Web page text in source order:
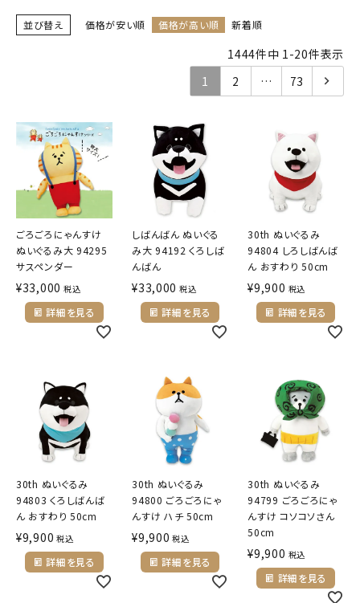
アイテムから探す
ご利用ガイド
よくあるご質問
プライバシーポリシー
特定商取引法について
お問い合わせ
ACCOUNT MENU
ようこそ ゲスト 様
公式 デコ部 公式
並び替え 価格が安い順 価格が高い順 新着順
1444件中 1-20件表示
1
2 … 73
ごろごろにゃんすけ
ぬいぐるみ大 94295
サスペンダー
¥33,000 税込
詳細を見る
しばんばん ぬいぐる
み大 94192 くろしば
んばん
¥33,000 税込
詳細を見る
30th ぬいぐるみ
94804 しろしばんば
ん おすわり 50cm
¥9,900 税込
詳細を見る
30th ぬいぐるみ
94803 くろしばんば
ん おすわり 50cm
¥9,900 税込
詳細を見る
30th ぬいぐるみ
94800 ごろごろにゃ
んすけ ハチ 50cm
¥9,900 税込
詳細を見る
30th ぬいぐるみ
94799 ごろごろにゃ
んすけ コソコソさん
50cm
¥9,900 税込
詳細を見る